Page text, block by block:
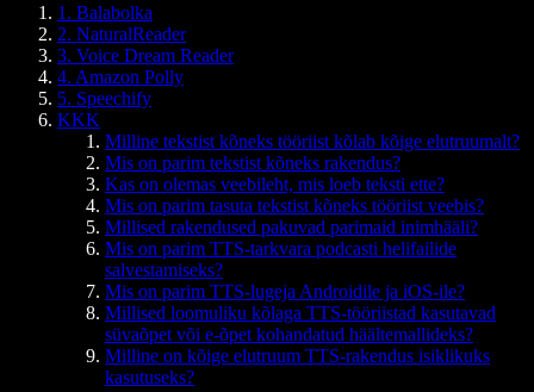
1. Balabolka
2. NaturalReader
3. Voice Dream Reader
4. Amazon Polly
5. Speechify
KKK
Milline tekstist kõneks tööriist kõlab kõige elutruumalt?
Mis on parim tekstist kõneks rakendus?
Kas on olemas veebileht, mis loeb teksti ette?
Mis on parim tasuta tekstist kõneks tööriist veebis?
Millised rakendused pakuvad parimaid inimhääli?
Mis on parim TTS-tarkvara podcasti helifailide
salvestamiseks?
Mis on parim TTS-lugeja Androidile ja iOS-ile?
Millised loomuliku kõlaga TTS-tööriistad kasutavad
süvaõpet või e-õpet kohandatud häältemallideks?
Milline on kõige elutruum TTS-rakendus isiklikuks
kasutuseks?